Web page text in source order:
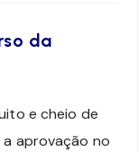
da
e cheio de
aprovação no